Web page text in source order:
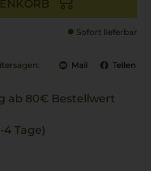
Sofort lieferbar
Mail Teilen
ab 80€ Bestellwert
Tage)